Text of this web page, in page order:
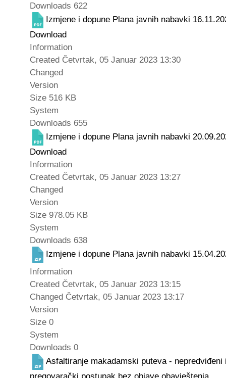
Downloads 622
Izmjene i dopune Plana javnih nabavki
Download
Information
Created Četvrtak, 05 Januar 2023 13:30
Changed
Version
Size 516 KB
System
Downloads 655
Izmjene i dopune Plana javnih nabavki
Download
Information
Created Četvrtak, 05 Januar 2023 13:27
Changed
Version
Size 978.05 KB
System
Downloads 638
Izmjene i dopune Plana javnih nabavki
Information
Created Četvrtak, 05 Januar 2023 13:15
Changed Četvrtak, 05 Januar 2023 13:17
Version
Size 0
System
Downloads 0
Asfaltiranje makadamski puteva -
pregovarački postupak bez objave obavještenja